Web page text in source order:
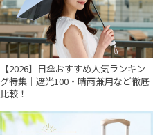
【2026】日傘おすすめ人気ランキン
グ特集｜遮光100・晴雨兼用など徹底
比較！